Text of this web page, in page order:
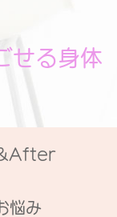
せる身体
悩み